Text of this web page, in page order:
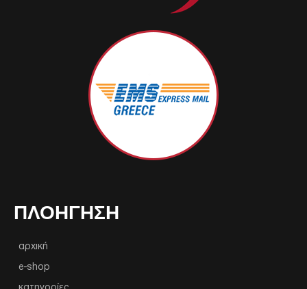
ΠΛΟΉΓΗΣΗ
αρχική
e-shop